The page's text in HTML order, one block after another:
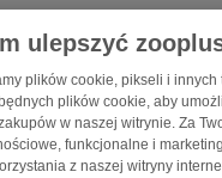
ulepszyć
plików cookie, pikseli i innych
plików cookie, aby
w naszej witrynie. Za
funkcjonalne i
z naszej witryny